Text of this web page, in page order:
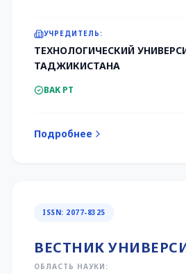
УЧРЕДИТЕЛЬ:
ТЕХНОЛОГИЧЕСКИЙ
ТАДЖИКИСТАНА
ВАК РТ
Подробнее
ISSN: 2077-8325
ВЕСТНИК
ОБЛАСТЬ НАУКИ: